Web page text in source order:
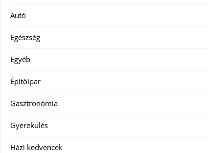
Autó
Egészség
Egyéb
Építőipar
Gasztronómia
Gyerekülés
Házi kedvencek